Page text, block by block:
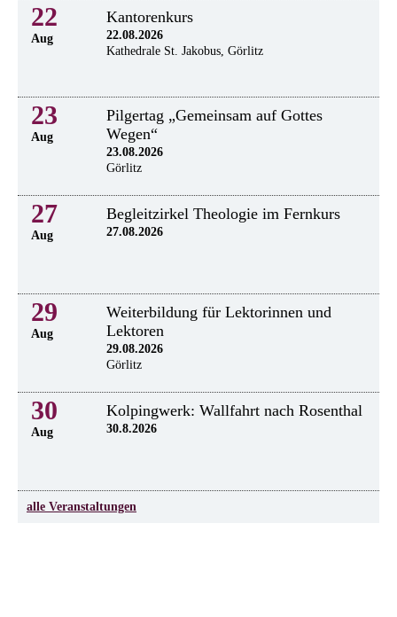
22
Aug
Kantorenkurs
22.08.2026
Kathedrale St. Jakobus, Görlitz
23
Aug
Pilgertag „Gemeinsam auf Gottes
Wegen“
23.08.2026
Görlitz
27
Aug
Begleitzirkel Theologie im Fernkurs
27.08.2026
29
Aug
Weiterbildung für Lektorinnen und
Lektoren
29.08.2026
Görlitz
30
Aug
Kolpingwerk: Wallfahrt nach Rosenthal
30.8.2026
alle Veranstaltungen